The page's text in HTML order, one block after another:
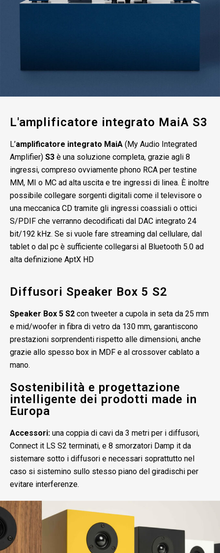
L'amplificatore integrato MaiA S3
L’amplificatore integrato MaiA (My Audio Integrated
Amplifier) S3 è una soluzione completa, grazie agli 8
ingressi, compreso ovviamente phono RCA per testine
MM, MI o MC ad alta uscita e tre ingressi di linea. È inoltre
possibile collegare sorgenti digitali come il televisore o
una meccanica CD tramite gli ingressi coassiali o ottici
S/PDIF che verranno decodificati dal DAC integrato 24
bit/192 kHz. Se si vuole fare streaming dal cellulare, dal
tablet o dal pc è sufficiente collegarsi al Bluetooth 5.0 ad
alta definizione AptX HD
Diffusori Speaker Box 5 S2
Speaker Box 5 S2 con tweeter a cupola in seta da 25 mm
e mid/woofer in fibra di vetro da 130 mm, garantiscono
prestazioni sorprendenti rispetto alle dimensioni, anche
grazie allo spesso box in MDF e al crossover cablato a
mano.
Sostenibilità e progettazione
intelligente dei prodotti made in
Europa
Accessori: una coppia di cavi da 3 metri per i diffusori,
Connect it LS S2 terminati, e 8 smorzatori Damp it da
sistemare sotto i diffusori e necessari soprattutto nel
caso si sistemino sullo stesso piano del giradischi per
evitare interferenze.